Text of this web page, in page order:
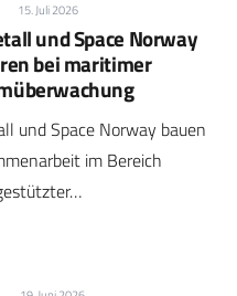
15. Juli 2026
und Space Norway
bei maritimer
und Space Norway bauen
im Bereich